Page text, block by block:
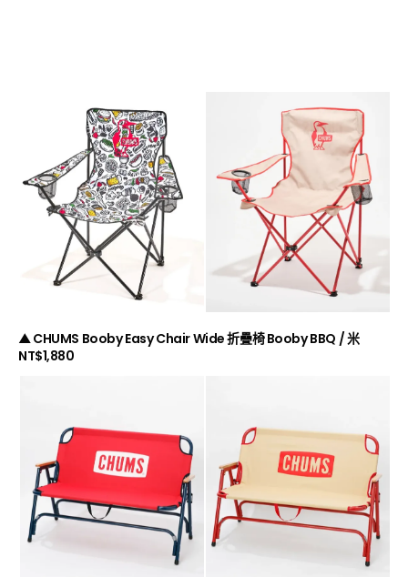
▲ CHUMS Booby Easy Chair Wide 折疊椅 Booby BBQ / 米
NT$1,880